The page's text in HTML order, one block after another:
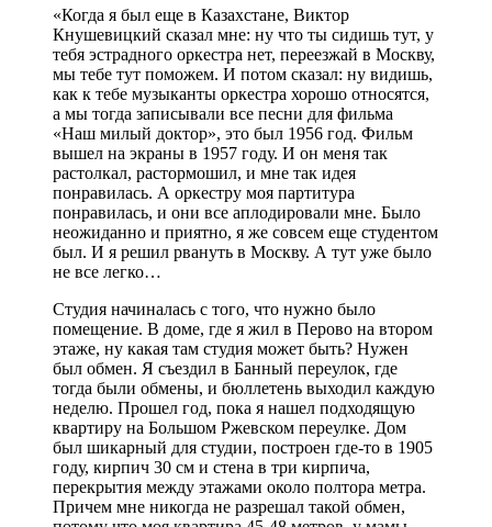
«Когда я был еще в Казахстане, Виктор
Кнушевицкий сказал мне: ну что ты сидишь тут, у
тебя эстрадного оркестра нет, переезжай в Москву,
мы тебе тут поможем. И потом сказал: ну видишь,
как к тебе музыканты оркестра хорошо относятся,
а мы тогда записывали все песни для фильма
«Наш милый доктор», это был 1956 год. Фильм
вышел на экраны в 1957 году. И он меня так
растолкал, растормошил, и мне так идея
понравилась. А оркестру моя партитура
понравилась, и они все аплодировали мне. Было
неожиданно и приятно, я же совсем еще студентом
был. И я решил рвануть в Москву. А тут уже было
не все легко…
Студия начиналась с того, что нужно было
помещение. В доме, где я жил в Перово на втором
этаже, ну какая там студия может быть? Нужен
был обмен. Я съездил в Банный переулок, где
тогда были обмены, и бюллетень выходил каждую
неделю. Прошел год, пока я нашел подходящую
квартиру на Большом Ржевском переулке. Дом
был шикарный для студии, построен где-то в 1905
году, кирпич 30 см и стена в три кирпича,
перекрытия между этажами около полтора метра.
Причем мне никогда не разрешал такой обмен,